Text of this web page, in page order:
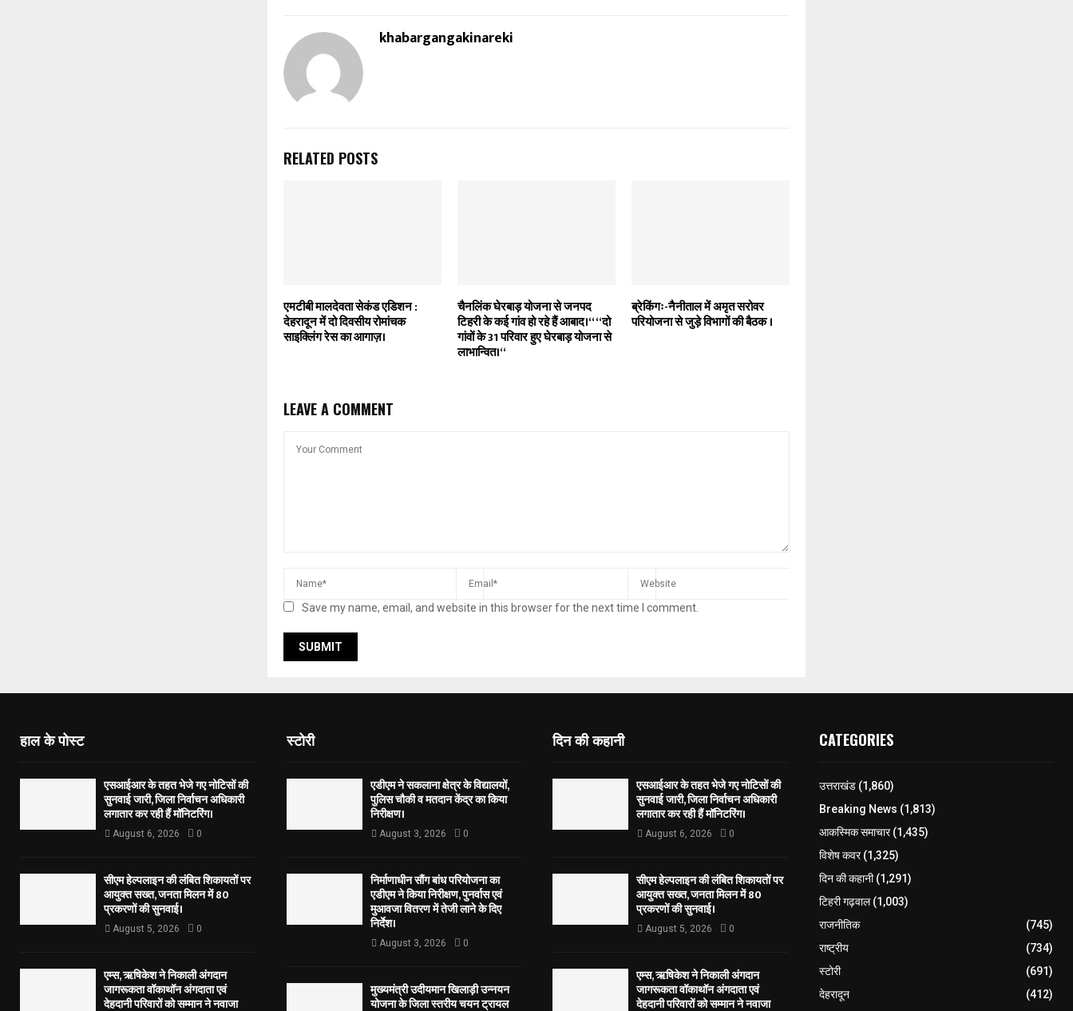
khabargangakinareki
RELATED POSTS
एमटीबी मालदेवता सेकंड एडिशन :
देहरादून में दो दिवसीय रोमांचक
साइक्लिंग रेस का आगाज़।
चैनलिंक घेरबाड़ योजना से जनपद
टिहरी के कई गांव हो रहे हैं आबाद।‘‘ ‘‘दो
गांवों के 31 परिवार हुए घेरबाड़ योजना से
लाभान्वित।‘‘
ब्रेकिंगः-नैनीताल में अमृत सरोवर
परियोजना से जुड़े विभागों की बैठक ।
LEAVE A COMMENT
Save my name, email, and website in this browser for the next time I comment.
हाल के पोस्ट
एसआईआर के तहत भेजे गए नोटिसों की
सुनवाई जारी, जिला निर्वाचन अधिकारी
लगातार कर रही हैं मॉनिटरिंग।
August 6, 2026 0
सीएम हेल्पलाइन की लंबित शिकायतों पर
आयुक्त सख्त, जनता मिलन में 80
प्रकरणों की सुनवाई।
August 5, 2026 0
एम्स, ऋषिकेश ने निकाली अंगदान
जागरूकता वॉकाथॉन अंगदाता एवं
देहदानी परिवारों को सम्मान ने नवाजा
स्टोरी
एडीएम ने सकलाना क्षेत्र के विद्यालयों,
पुलिस चौकी व मतदान केंद्र का किया
निरीक्षण।
August 3, 2026 0
निर्माणाधीन सौंग बांध परियोजना का
एडीएम ने किया निरीक्षण, पुनर्वास एवं
मुआवजा वितरण में तेजी लाने के दिए
निर्देश।
August 3, 2026 0
मुख्यमंत्री उदीयमान खिलाड़ी उन्नयन
योजना के जिला स्तरीय चयन ट्रायल
दिन की कहानी
एसआईआर के तहत भेजे गए नोटिसों की
सुनवाई जारी, जिला निर्वाचन अधिकारी
लगातार कर रही हैं मॉनिटरिंग।
August 6, 2026 0
सीएम हेल्पलाइन की लंबित शिकायतों पर
आयुक्त सख्त, जनता मिलन में 80
प्रकरणों की सुनवाई।
August 5, 2026 0
एम्स, ऋषिकेश ने निकाली अंगदान
जागरूकता वॉकाथॉन अंगदाता एवं
देहदानी परिवारों को सम्मान ने नवाजा
CATEGORIES
उत्तराखंड(1,860)
Breaking News (1,813)
आकस्मिक समाचार(1,435)
विशेष कवर(1,325)
दिन की कहानी(1,291)
टिहरी गढ़वाल(1,003)
राजनीतिक
(745)
राष्ट्रीय
(734)
स्टोरी
(691)
देहरादून
(412)